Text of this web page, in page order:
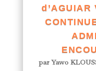
parYawo